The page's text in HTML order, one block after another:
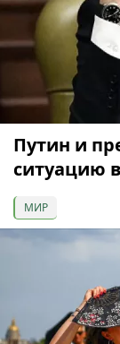
Путин и
ситуацию
МИР